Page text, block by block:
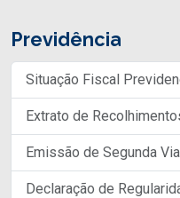
Previdência
Situação Fiscal
Extrato de
Emissão de Segunda
Declaração de